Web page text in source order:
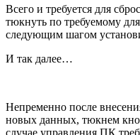
Всего и требуется для
тюкнуть по требуемому
следующим шагом
И так далее…
Непременно после
новых данных, тюкнем
случае управления ПК